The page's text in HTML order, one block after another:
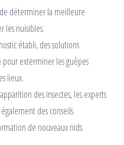
déterminer la meilleure
les nuisibles.
établi, des solutions
exterminer les guêpes
lieux.
des insectes, les experts
également des conseils
de nouveaux nids.